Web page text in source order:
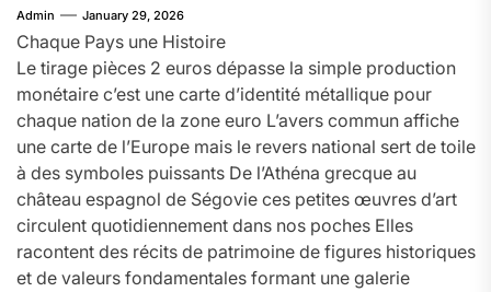
Admin January 29, 2026
Chaque Pays une Histoire
Le tirage pièces 2 euros dépasse la simple production
monétaire c’est une carte d’identité métallique pour
chaque nation de la zone euro L’avers commun affiche
une carte de l’Europe mais le revers national sert de toile
à des symboles puissants De l’Athéna grecque au
château espagnol de Ségovie ces petites œuvres d’art
circulent quotidiennement dans nos poches Elles
racontent des récits de patrimoine de figures historiques
et de valeurs fondamentales formant une galerie